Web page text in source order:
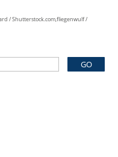
/ Shutterstock.com,fliegenwulf /
GO